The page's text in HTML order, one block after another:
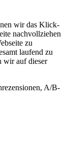
wir das Klick-
nachvollziehen
zu
laufend zu
wir auf dieser
A/B-